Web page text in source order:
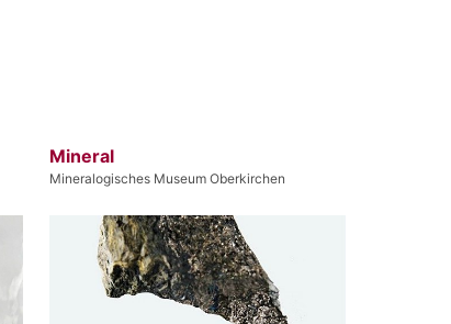
Mineral
Mineralogisches Museum Oberkirchen